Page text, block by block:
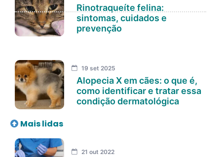
Rinotraqueíte felina:
sintomas, cuidados e
prevenção
19 set 2025
Alopecia X em cães: o que é,
como identificar e tratar essa
condição dermatológica
Mais lidas
21 out 2022